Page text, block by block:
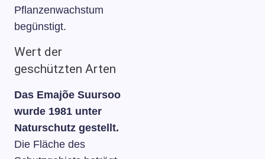
Pflanzenwachstum
begünstigt.
Wert der
geschützten Arten
Das Emajõe Suursoo
wurde 1981 unter
Naturschutz gestellt.
Die Fläche des